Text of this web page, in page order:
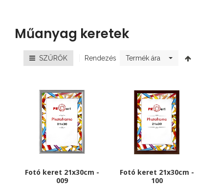
Műanyag keretek
SZŰRŐK Rendezés Termék ára
Fotó keret 21x30cm -
009
Fotó keret 21x30cm -
100